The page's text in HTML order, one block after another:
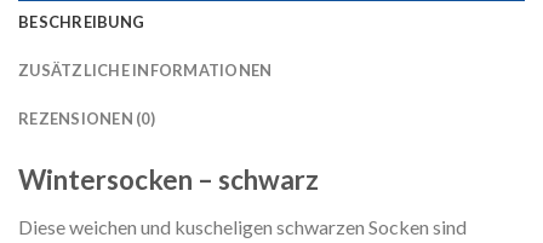
BESCHREIBUNG
ZUSÄTZLICHE INFORMATIONEN
REZENSIONEN (0)
Wintersocken – schwarz
Diese weichen und kuscheligen schwarzen Socken sind